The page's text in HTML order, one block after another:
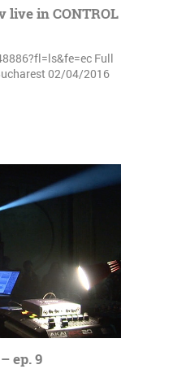
live in CONTROL
Full
02/04/2016
ep. 9